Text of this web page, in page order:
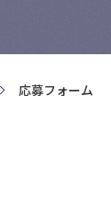
応募フォーム